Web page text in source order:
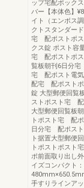
ップ宅配ボック
バー【本体色】
イト（エンボス
クトスタンダー
宅 配ポストポ
クス錠 ポスト
宅 配ポストポ
覧板朝刊6日分
宅 配ポスト電
配宅 配ポスト
錠 大型郵便回
ストポスト宅 配
大型郵便回覧板
トポスト宅 配
日分宅 配ポス
ト据置大型郵
トポストポスト
ポ前面取り出し
イズコンパクト
手すりラインア